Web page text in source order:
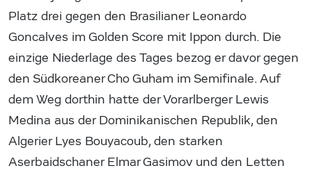
Platz drei gegen den Brasilianer Leonardo
Goncalves im Golden Score mit Ippon durch. Die
einzige Niederlage des Tages bezog er davor gegen
den Südkoreaner Cho Guham im Semifinale. Auf
dem Weg dorthin hatte der Vorarlberger Lewis
Medina aus der Dominikanischen Republik, den
Algerier Lyes Bouyacoub, den starken
Aserbaidschaner Elmar Gasimov und den Letten